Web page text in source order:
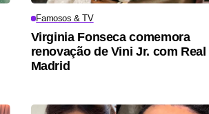
Famosos & TV
Virginia Fonseca comemora
renovação de Vini Jr. com Real
Madrid